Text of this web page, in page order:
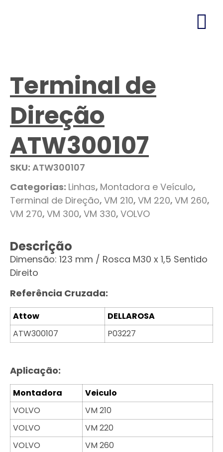
Terminal de
Direção
ATW300107
SKU: ATW300107
Categorias: Linhas, Montadora e Veículo,
Terminal de Direção, VM 210, VM 220, VM 260,
VM 270, VM 300, VM 330, VOLVO
Descrição
Dimensão: 123 mm / Rosca M30 x 1,5 Sentido
Direito
Referência Cruzada:
Attow
DELLAROSA
ATW300107
P03227
Aplicação:
Montadora
Veiculo
VOLVO
VM 210
VOLVO
VM 220
VOLVO
VM 260